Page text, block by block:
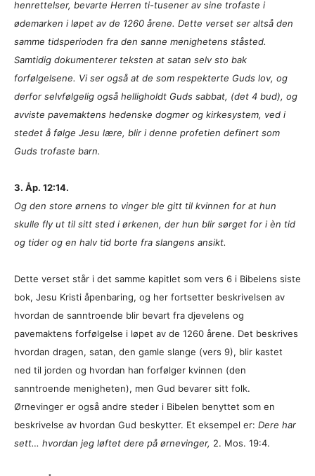
henrettelser, bevarte Herren ti-tusener av sine trofaste i
ødemarken i løpet av de 1260 årene. Dette verset ser altså den
samme tidsperioden fra den sanne menighetens ståsted.
Samtidig dokumenterer teksten at satan selv sto bak
forfølgelsene. Vi ser også at de som respekterte Guds lov, og
derfor selvfølgelig også helligholdt Guds sabbat, (det 4 bud), og
avviste pavemaktens hedenske dogmer og kirkesystem, ved i
stedet å følge Jesu lære, blir i denne profetien definert som
Guds trofaste barn.
3. Åp. 12:14.
Og den store ørnens to vinger ble gitt til kvinnen for at hun
skulle fly ut til sitt sted i ørkenen, der hun blir sørget for i èn tid
og tider og en halv tid borte fra slangens ansikt.
Dette verset står i det samme kapitlet som vers 6 i Bibelens siste
bok, Jesu Kristi åpenbaring, og her fortsetter beskrivelsen av
hvordan de sanntroende blir bevart fra djevelens og
pavemaktens forfølgelse i løpet av de 1260 årene. Det beskrives
hvordan dragen, satan, den gamle slange (vers 9), blir kastet
ned til jorden og hvordan han forfølger kvinnen (den
sanntroende menigheten), men Gud bevarer sitt folk.
Ørnevinger er også andre steder i Bibelen benyttet som en
beskrivelse av hvordan Gud beskytter. Et eksempel er: Dere har
sett… hvordan jeg løftet dere på ørnevinger, 2. Mos. 19:4.